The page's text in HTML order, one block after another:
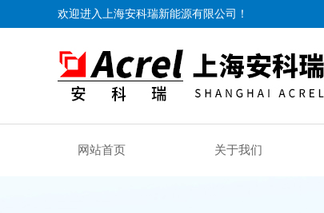
欢迎进入上海安科瑞新能源有限公司！
网站首页 关于我们